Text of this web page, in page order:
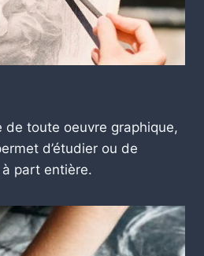
de toute oeuvre graphique,
d’étudier ou de
part entière.